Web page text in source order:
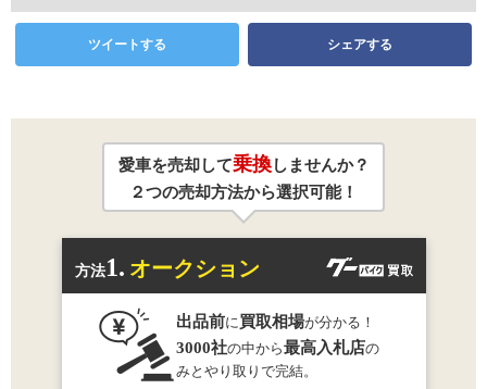
ツイートする シェアする
愛車を売却して乗換しませんか？
２つの売却方法から選択可能！
方法1. オークション
出品前に買取相場が分かる！
3000社の中から最高入札店の
みとやり取りで完結。